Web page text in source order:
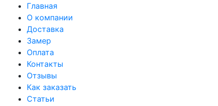
Главная
О компании
Доставка
Замер
Оплата
Контакты
Отзывы
Как заказать
Статьи